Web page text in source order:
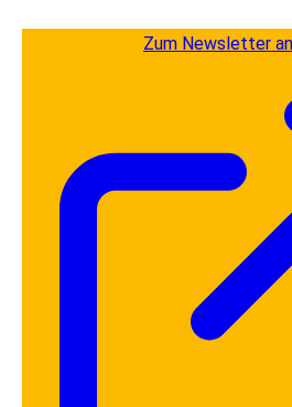
Zum Newsletter